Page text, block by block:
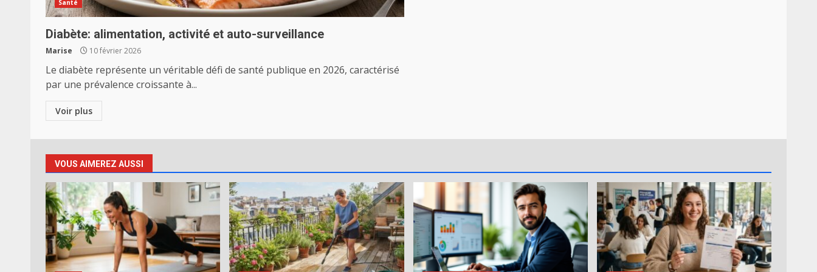
Santé
Diabète: alimentation, activité et auto-surveillance
Marise 10 février 2026
Le diabète représente un véritable défi de santé publique en 2026, caractérisé
par une prévalence croissante à...
Voir plus
VOUS AIMEREZ AUSSI